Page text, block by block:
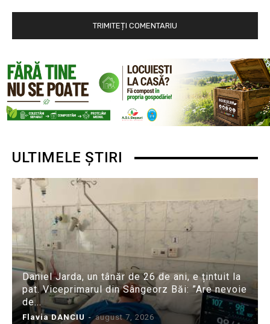
ULTIMELE ȘTIRI
Daniel Jarda, un tânăr de 26 de ani, e țintuit la
pat. Viceprimarul din Sângeorz Băi: ”Are nevoie
de...
Flavia DANCIU - august 7, 2026